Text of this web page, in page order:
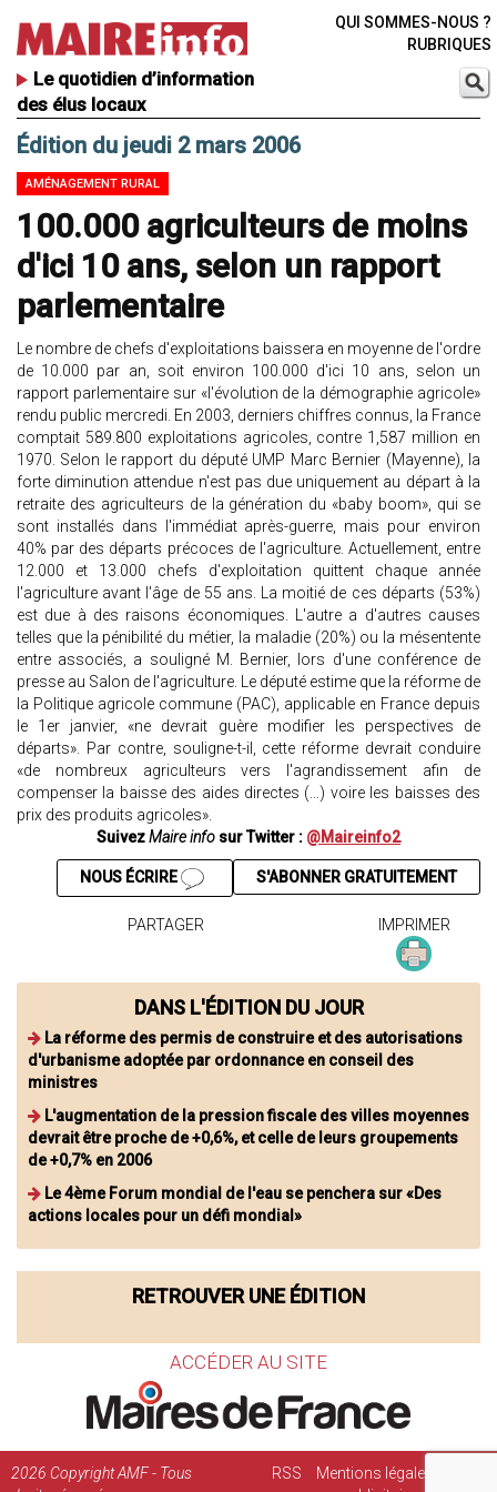
Le quotidien d’information
des élus locaux
QUI SOMMES-NOUS ?
RUBRIQUES
Édition du jeudi 2 mars 2006
AMÉNAGEMENT RURAL
100.000 agriculteurs de moins
d'ici 10 ans, selon un rapport
parlementaire
Le nombre de chefs d'exploitations baissera en moyenne de l'ordre
de 10.000 par an, soit environ 100.000 d'ici 10 ans, selon un
rapport parlementaire sur «l'évolution de la démographie agricole»
rendu public mercredi. En 2003, derniers chiffres connus, la France
comptait 589.800 exploitations agricoles, contre 1,587 million en
1970. Selon le rapport du député UMP Marc Bernier (Mayenne), la
forte diminution attendue n'est pas due uniquement au départ à la
retraite des agriculteurs de la génération du «baby boom», qui se
sont installés dans l'immédiat après-guerre, mais pour environ
40% par des départs précoces de l'agriculture. Actuellement, entre
12.000 et 13.000 chefs d'exploitation quittent chaque année
l'agriculture avant l'âge de 55 ans. La moitié de ces départs (53%)
est due à des raisons économiques. L'autre a d'autres causes
telles que la pénibilité du métier, la maladie (20%) ou la mésentente
entre associés, a souligné M. Bernier, lors d'une conférence de
presse au Salon de l'agriculture. Le député estime que la réforme de
la Politique agricole commune (PAC), applicable en France depuis
le 1er janvier, «ne devrait guère modifier les perspectives de
départs». Par contre, souligne-t-il, cette réforme devrait conduire
«de nombreux agriculteurs vers l'agrandissement afin de
compenser la baisse des aides directes (...) voire les baisses des
prix des produits agricoles».
SuivezMaire info sur Twitter : @Maireinfo2
S'ABONNER GRATUITEMENT
NOUS ÉCRIRE
PARTAGER IMPRIMER
DANS L'ÉDITION DU JOUR
La réforme des permis de construire et des autorisations
d'urbanisme adoptée par ordonnance en conseil des
ministres
L'augmentation de la pression fiscale des villes moyennes
devrait être proche de +0,6%, et celle de leurs groupements
de +0,7% en 2006
Le 4ème Forum mondial de l'eau se penchera sur «Des
actions locales pour un défi mondial»
RETROUVER UNE ÉDITION
ACCÉDER AU SITE
2026 Copyright AMF - Tous
RSS Mentions légales